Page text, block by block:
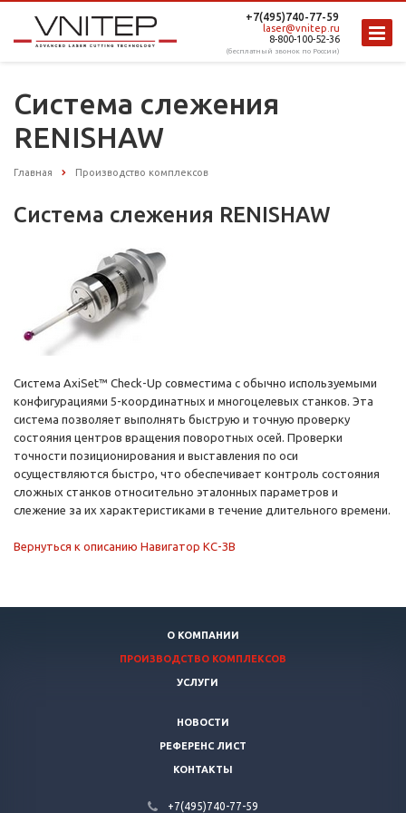
+7(495)740-77-59
laser@vnitep.ru
8-800-100-52-36
(бесплатный звонок по России)
Система слежения
RENISHAW
Главная Производство комплексов
Система слежения RENISHAW
Система AxiSet™ Check-Up совместима с обычно используемыми
конфигурациями 5-координатных и многоцелевых станков. Эта
система позволяет выполнять быструю и точную проверку
состояния центров вращения поворотных осей. Проверки
точности позиционирования и выставления по оси
осуществляются быстро, что обеспечивает контроль состояния
сложных станков относительно эталонных параметров и
слежение за их характеристиками в течение длительного времени.
Вернуться к описанию Навигатор КС-ЗВ
О КОМПАНИИ
ПРОИЗВОДСТВО КОМПЛЕКСОВ
УСЛУГИ
НОВОСТИ
РЕФЕРЕНС ЛИСТ
КОНТАКТЫ
+7(495)740-77-59